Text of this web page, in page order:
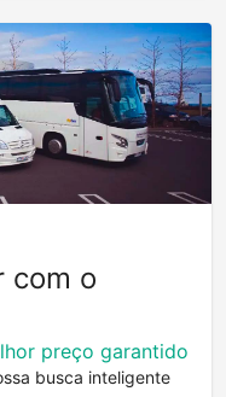
com o
preço garantido
busca inteligente